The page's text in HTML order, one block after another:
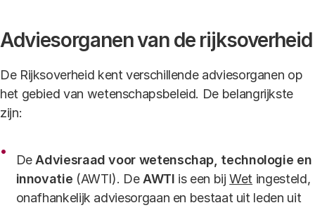
Adviesorganen van de rijksoverheid
De Rijksoverheid kent verschillende adviesorganen op
het gebied van wetenschapsbeleid. De belangrijkste
zijn:
De Adviesraad voor wetenschap, technologie en
innovatie (AWTI). De AWTI is een bijWet ingesteld,
onafhankelijk adviesorgaan en bestaat uit leden uit